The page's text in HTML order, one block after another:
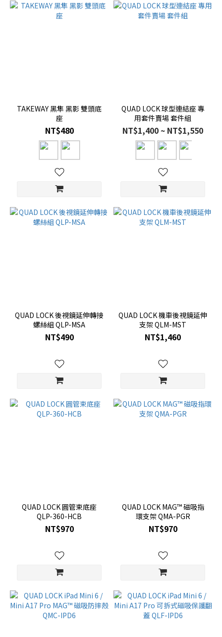
TAKEWAY 黑隼 黑影 雙頭底
座
NT$480
QUAD LOCK 球型連結座 專
用套件賣場 套件組
NT$1,400 ~ NT$1,550
QUAD LOCK 後視鏡延伸轉接
螺絲組 QLP-MSA
NT$490
QUAD LOCK 機車後視鏡延伸
支架 QLM-MST
NT$1,460
QUAD LOCK 圓管束底座
QLP-360-HCB
NT$970
QUAD LOCK MAG™ 磁吸指
環支架 QMA-PGR
NT$970